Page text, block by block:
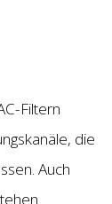
Filtern
die
Auch